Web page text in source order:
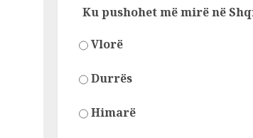
Ku pushohet më mirë në
Vlorë
Durrës
Himarë